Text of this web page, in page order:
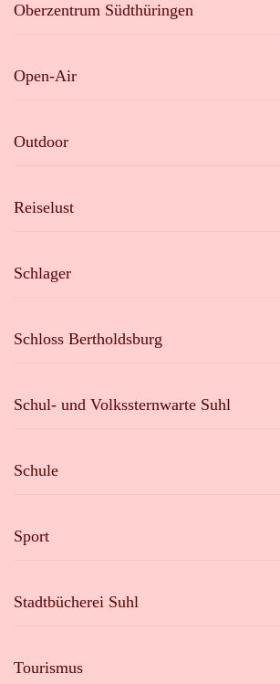
Oberzentrum Südthüringen
Open-Air
Outdoor
Reiselust
Schlager
Schloss Bertholdsburg
Schul- und Volkssternwarte Suhl
Schule
Sport
Stadtbücherei Suhl
Tourismus